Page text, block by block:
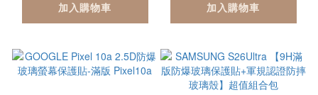
加入購物車 加入購物車